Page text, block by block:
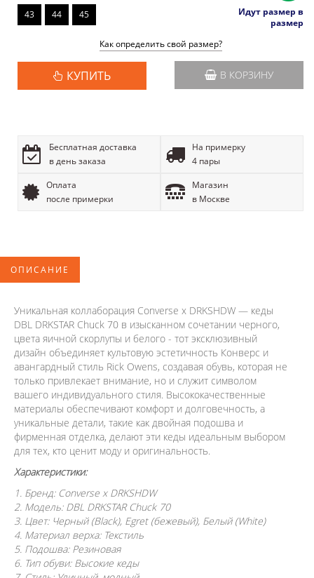
43 44 45
Идут размер в
размер
Как определить свой размер?
КУПИТЬ В КОРЗИНУ
Бесплатная доставка
в день заказа
На примерку
4 пары
Оплата
после примерки
Магазин
в Москве
ОПИСАНИЕ
Уникальная коллаборация Converse x DRKSHDW — кеды
DBL DRKSTAR Chuck 70 в изысканном сочетании черного,
цвета яичной скорлупы и белого - тот эксклюзивный
дизайн объединяет культовую эстетичность Конверс и
авангардный стиль Rick Owens, создавая обувь, которая не
только привлекает внимание, но и служит символом
вашего индивидуального стиля. Высококачественные
материалы обеспечивают комфорт и долговечность, а
уникальные детали, такие как двойная подошва и
фирменная отделка, делают эти кеды идеальным выбором
для тех, кто ценит моду и оригинальность.
Характеристики:
1. Бренд: Converse x DRKSHDW
2. Модель: DBL DRKSTAR Chuck 70
3. Цвет: Черный (Black), Egret (бежевый), Белый (White)
4. Материал верха: Текстиль
5. Подошва: Резиновая
6. Тип обуви: Высокие кеды